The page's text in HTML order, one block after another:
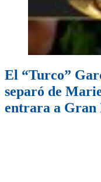
El “Turco”
separó de
entrara a Gran